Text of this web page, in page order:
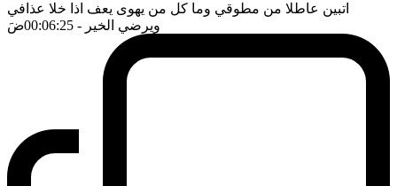
اتبين عاطلا من مطوقي وما كل من يهوى يعف اذا خلا عذافي
ويرضي الخير - 00:06:25 ضَ